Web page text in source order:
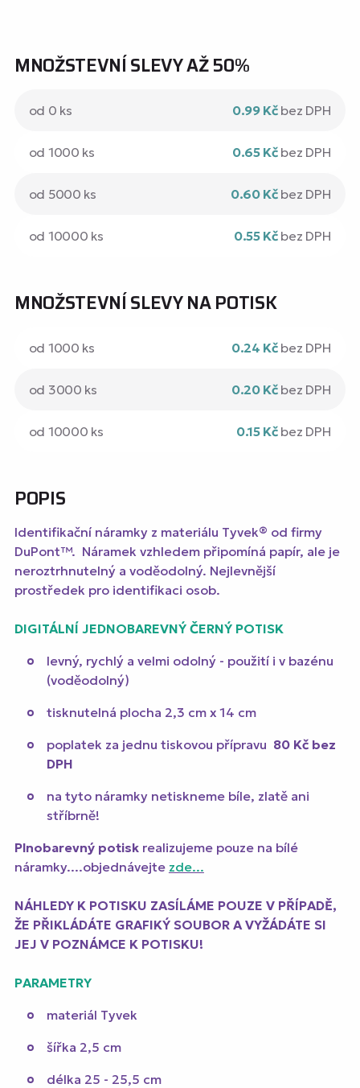
MNOŽSTEVNÍ SLEVY AŽ 50%
od 0 ks 0.99 Kč bez DPH
od 1000 ks 0.65 Kč bez DPH
od 5000 ks 0.60 Kč bez DPH
od 10000 ks 0.55 Kč bez DPH
MNOŽSTEVNÍ SLEVY NA POTISK
od 1000 ks 0.24 Kč bez DPH
od 3000 ks 0.20 Kč bez DPH
od 10000 ks 0.15 Kč bez DPH
POPIS
Identifikační náramky z materiálu Tyvek® od firmy
DuPont™. Náramek vzhledem připomíná papír, ale je
neroztrhnutelný a voděodolný. Nejlevnější
prostředek pro identifikaci osob.
DIGITÁLNÍ JEDNOBAREVNÝ ČERNÝ POTISK
levný, rychlý a velmi odolný - použití i v bazénu
(voděodolný)
tisknutelná plocha 2,3 cm x 14 cm
poplatek za jednu tiskovou přípravu 80 Kčbez
DPH
na tyto náramky netiskneme bíle, zlatě ani
stříbrně!
Plnobarevný potiskrealizujeme pouze na bílé
náramky....objednávejte zde...
NÁHLEDY K POTISKU ZASÍLÁME POUZE V PŘÍPADĚ,
ŽE PŘIKLÁDÁTE GRAFIKÝ SOUBOR A VYŽÁDÁTE SI
JEJ V POZNÁMCE K POTISKU!
PARAMETRY
materiál Tyvek
šířka 2,5 cm
délka 25 - 25,5 cm